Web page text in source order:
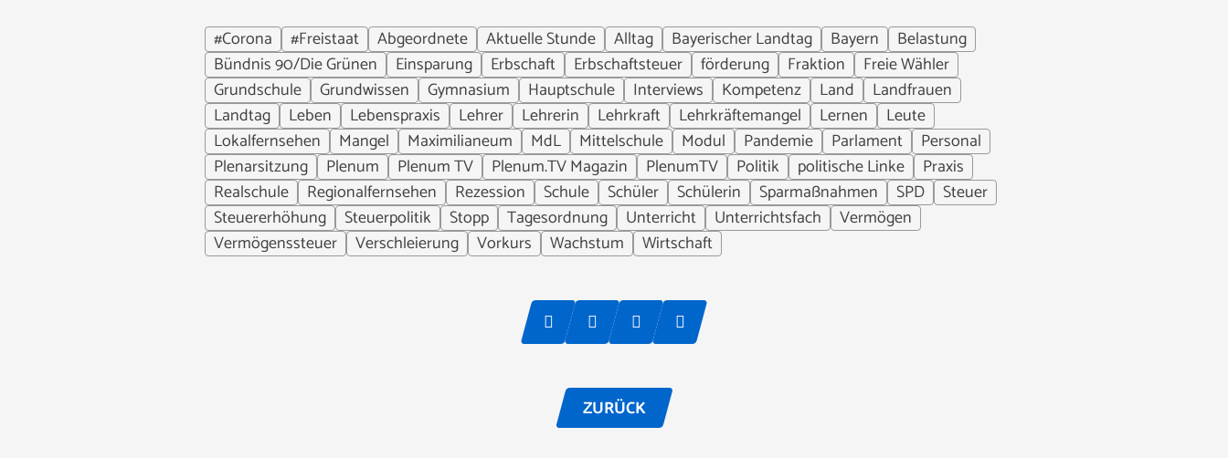
#Corona
#Freistaat Abgeordnete Aktuelle Stunde Alltag Bayerischer Landtag Bayern
Belastung
Bündnis 90/Die Grünen
Einsparung Erbschaft Erbschaftsteuer förderung Fraktion
Freie Wähler
Grundschule
Grundwissen Gymnasium Hauptschule Interviews Kompetenz Land
Landfrauen
Landtag
Leben Lebenspraxis Lehrer Lehrerin Lehrkraft Lehrkräftemangel Lernen
Leute
Lokalfernsehen
Mangel Maximilianeum MdL Mittelschule Modul Pandemie Parlament
Personal
Plenarsitzung
Plenum Plenum TV Plenum.TV Magazin PlenumTV Politik politische Linke
Praxis
Realschule
Regionalfernsehen Rezession Schule Schüler Schülerin Sparmaßnahmen SPD
Steuer
Steuererhöhung
Steuerpolitik Stopp Tagesordnung Unterricht Unterrichtsfach
Vermögen
Vermögenssteuer
Verschleierung Vorkurs Wachstum Wirtschaft
ZURÜCK